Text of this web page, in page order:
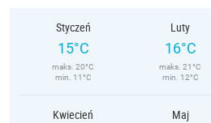
Styczeń
15°C
maks. 20°C
min. 11°C
Luty
16°C
maks. 21°C
min. 12°C
Kwiecień Maj